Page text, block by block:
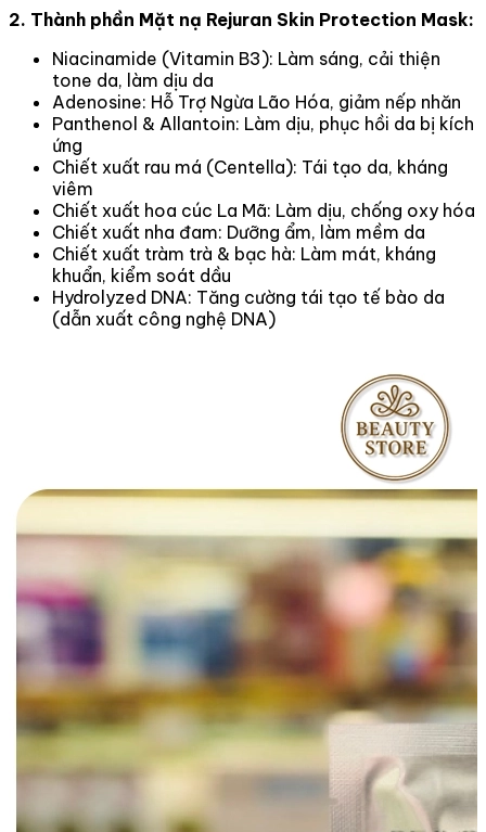
2. Thành phần Mặt nạ Rejuran Skin Protection Mask:
Niacinamide (Vitamin B3): Làm sáng, cải thiện
tone da, làm dịu da
Adenosine: Hỗ Trợ Ngừa Lão Hóa, giảm nếp nhăn
Panthenol & Allantoin: Làm dịu, phục hồi da bị kích
ứng
Chiết xuất rau má (Centella): Tái tạo da, kháng
viêm
Chiết xuất hoa cúc La Mã: Làm dịu, chống oxy hóa
Chiết xuất nha đam: Dưỡng ẩm, làm mềm da
Chiết xuất tràm trà & bạc hà: Làm mát, kháng
khuẩn, kiểm soát dầu
Hydrolyzed DNA: Tăng cường tái tạo tế bào da
(dẫn xuất công nghệ DNA)